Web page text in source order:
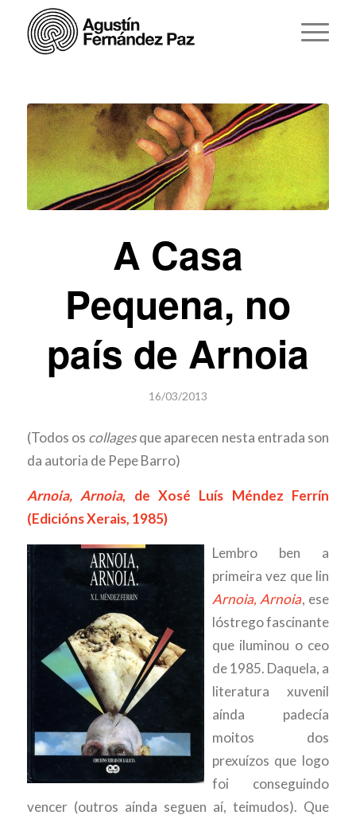
A Casa
Pequena, no
país de Arnoia
16/03/2013
(Todos os collagesque aparecen nesta entrada son
da autoria de Pepe Barro)
Arnoia, Arnoia, de Xosé Luís Méndez Ferrín
(Edicións Xerais, 1985)
Lembro ben a
primeira vez que lin
Arnoia, Arnoia, ese
lóstrego fascinante
que iluminou o ceo
de 1985. Daquela, a
literatura xuvenil
aínda padecía
moitos dos
prexuízos que logo
foi conseguindo
vencer (outros aínda seguen aí, teimudos). Que